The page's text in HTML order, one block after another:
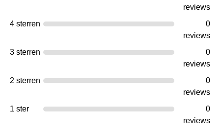
reviews
4 sterren
0
reviews
3 sterren
0
reviews
2 sterren
0
reviews
1 ster
0
reviews